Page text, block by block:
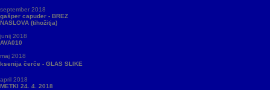
september 2018
gašper capuder - BREZ
NASLOVA (tihožitja)
junij 2018
AVA010
maj 2018
ksenija čerče - GLAS SLIKE
april 2018
METKI 24. 4. 2018